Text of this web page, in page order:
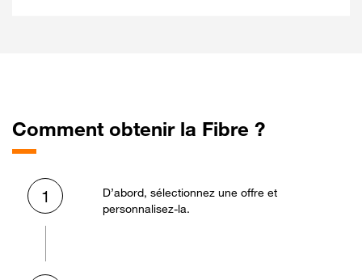
Comment obtenir la Fibre ?
1
D’abord, sélectionnez une offre et
personnalisez-la.